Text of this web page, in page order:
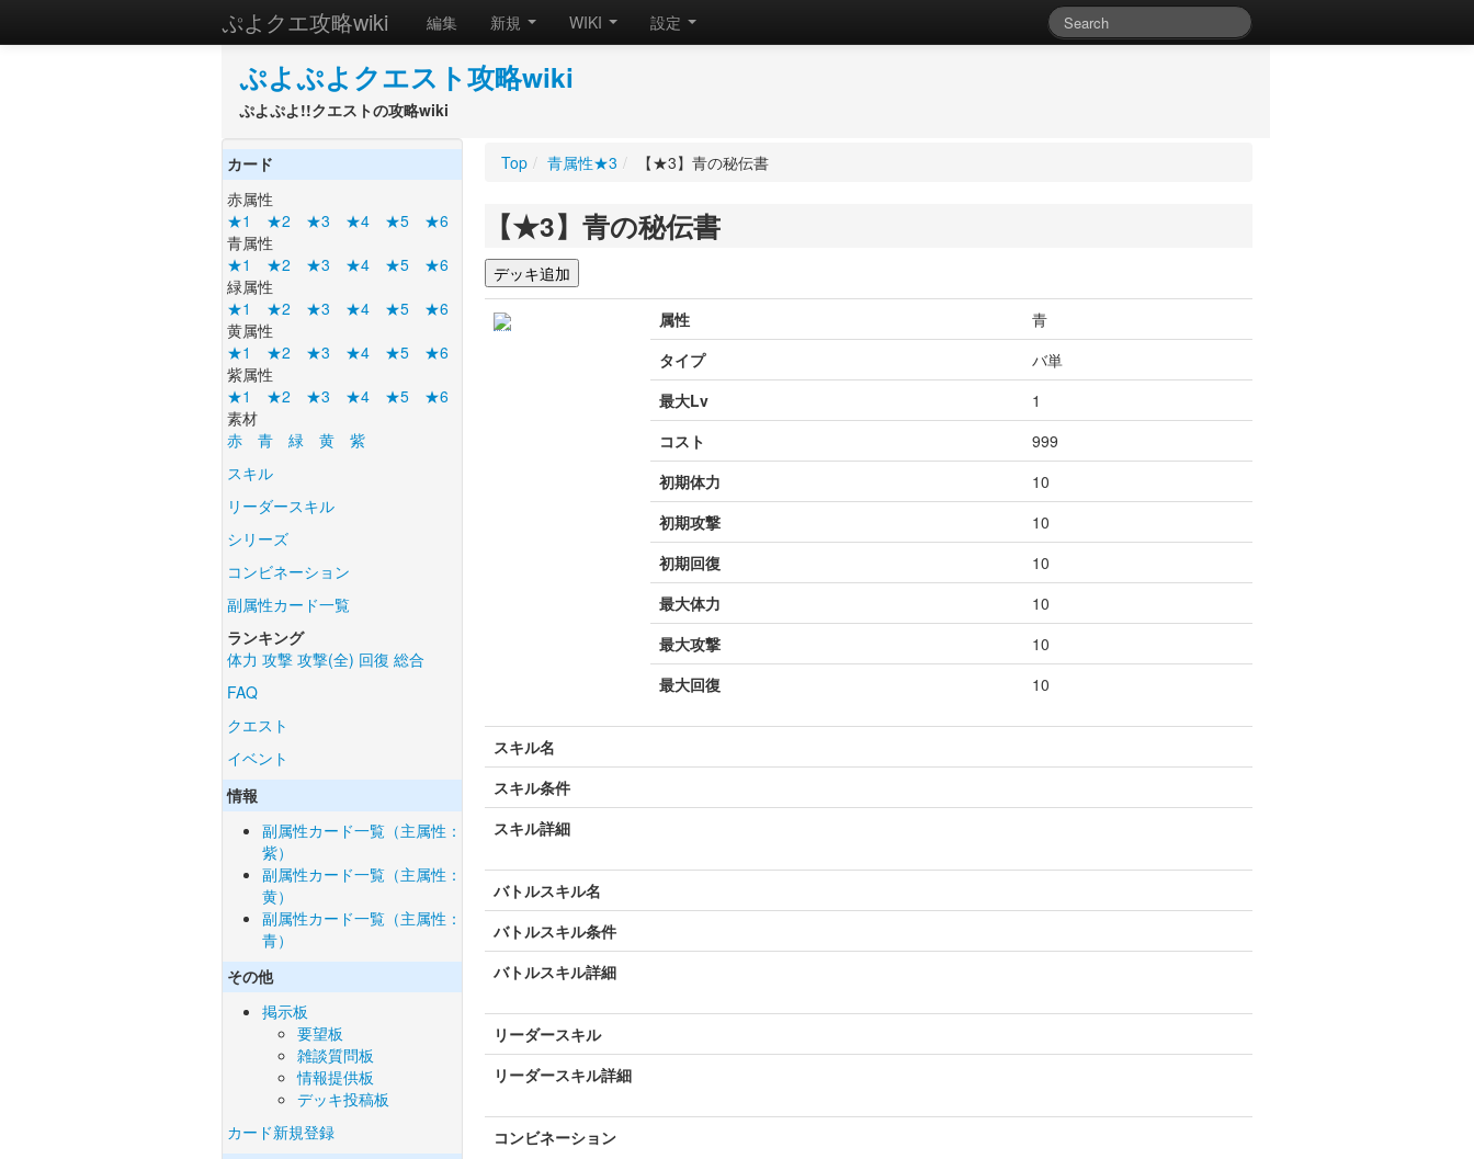
ぷよクエ攻略wiki 編集 新規 WIKI 設定
ぷよぷよクエスト攻略wiki
ぷよぷよ!!クエストの攻略wiki
カード
赤属性
★1
★2 ★3 ★4 ★5
★6
青属性
★1
★2 ★3 ★4 ★5
★6
緑属性
★1
★2 ★3 ★4 ★5
★6
黄属性
★1
★2 ★3 ★4 ★5
★6
紫属性
★1
★2 ★3 ★4 ★5
★6
素材
赤
青 緑 黄
紫
スキル
リーダースキル
シリーズ
コンビネーション
副属性カード一覧
ランキング
体力 攻撃 攻撃(全) 回復 総合
FAQ
クエスト
イベント
情報
副属性カード一覧（主属性：
紫）
副属性カード一覧（主属性：
黄）
副属性カード一覧（主属性：
青）
その他
掲示板
要望板
雑談質問板
情報提供板
デッキ投稿板
カード新規登録
Top / 青属性★3 / 【★3】青の秘伝書
【★3】青の秘伝書
属性
青
タイプ
バ単
最大Lv
1
コスト
999
初期体力
10
初期攻撃
10
初期回復
10
最大体力
10
最大攻撃
10
最大回復
10
スキル名
スキル条件
スキル詳細
バトルスキル名
バトルスキル条件
バトルスキル詳細
リーダースキル
リーダースキル詳細
コンビネーション